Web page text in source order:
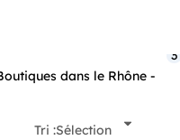
dans le Rhône -
3
Tri :Sélection